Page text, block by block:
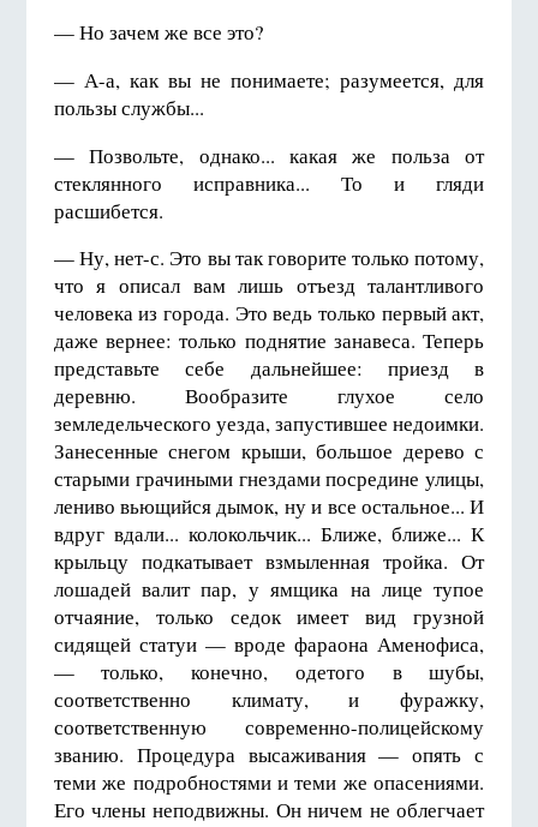
— Но зачем же все это?
— А-а, как вы не понимаете; разумеется, для
пользы службы...
— Позвольте, однако... какая же польза от
стеклянного исправника... То и гляди
расшибется.
— Ну, нет-с. Это вы так говорите только потому,
что я описал вам лишь отъезд талантливого
человека из города. Это ведь только первый акт,
даже вернее: только поднятие занавеса. Теперь
представьте себе дальнейшее: приезд в
деревню. Вообразите глухое село
земледельческого уезда, запустившее недоимки.
Занесенные снегом крыши, большое дерево с
старыми грачиными гнездами посредине улицы,
лениво вьющийся дымок, ну и все остальное... И
вдруг вдали... колокольчик... Ближе, ближе... К
крыльцу подкатывает взмыленная тройка. От
лошадей валит пар, у ямщика на лице тупое
отчаяние, только седок имеет вид грузной
сидящей статуи — вроде фараона Аменофиса,
— только, конечно, одетого в шубы,
соответственно климату, и фуражку,
соответственную современно-полицейскому
званию. Процедура высаживания — опять с
теми же подробностями и теми же опасениями.
Его члены неподвижны. Он ничем не облегчает